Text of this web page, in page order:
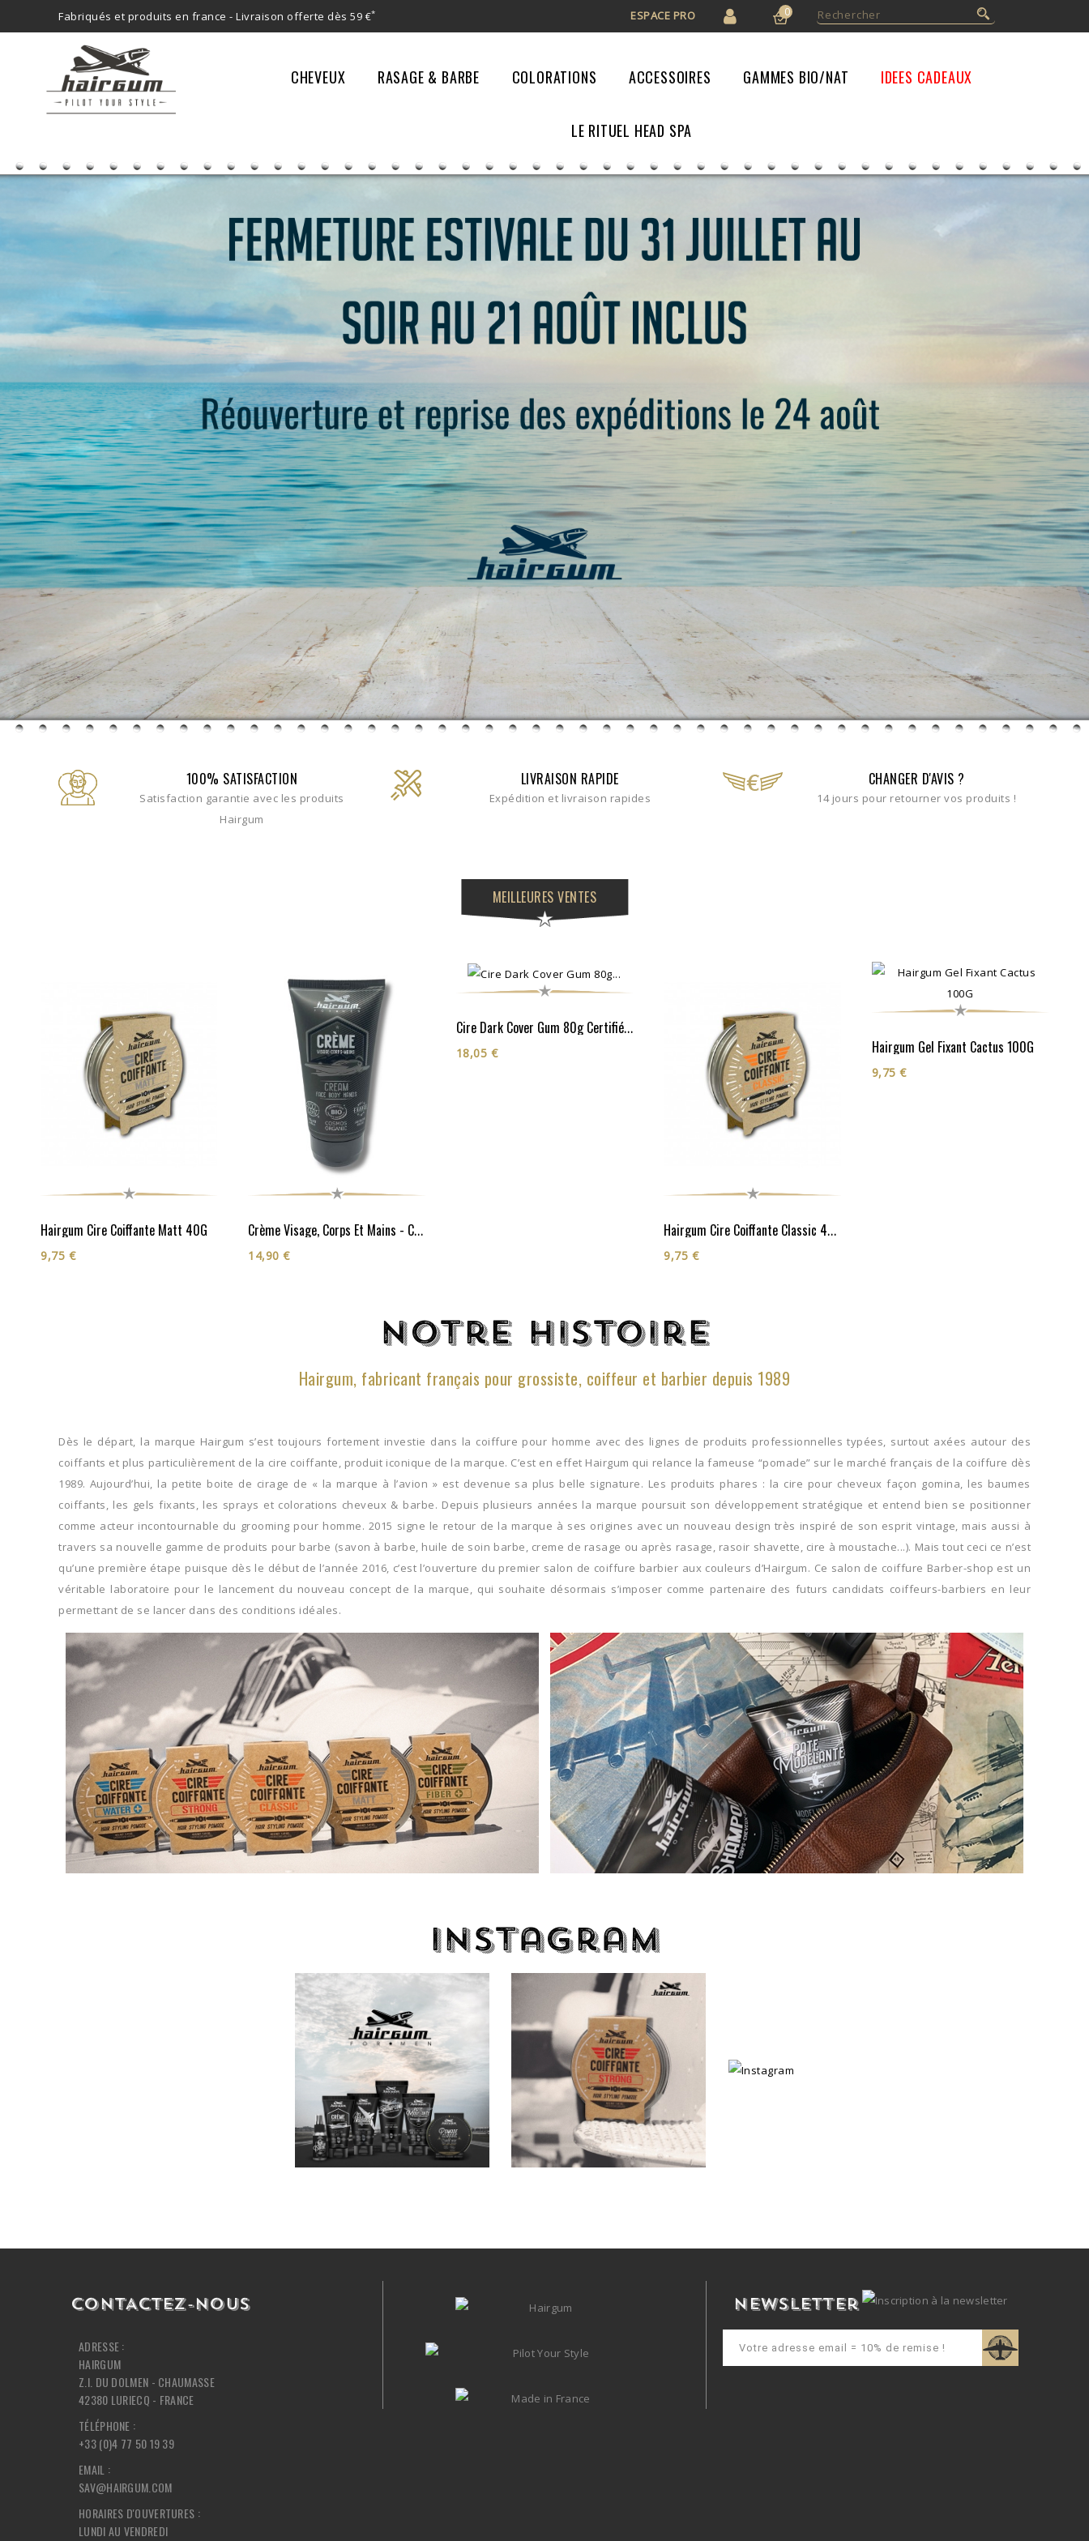
Fabriqués et produits en france - Livraison offerte dès 59 €* 0
ESPACE PRO
CHEVEUX RASAGE & BARBE COLORATIONS ACCESSOIRES GAMMES BIO/NAT IDEES CADEAUX
LE RITUEL HEAD SPA
100% SATISFACTION
Satisfaction garantie avec les produits
Hairgum
LIVRAISON RAPIDE
Expédition et livraison rapides
CHANGER D'AVIS ?
14 jours pour retourner vos produits !
MEILLEURES VENTES
Hairgum Cire Coiffante Matt 40G
9,75 €
Crème Visage, Corps Et Mains - Cosmos Organic**
14,90 €
Cire Dark Cover Gum 80g Certifiée Cosmos Organic**
18,05 €
Hairgum Cire Coiffante Classic 40G
9,75 €
Hairgum Gel Fixant Cactus 100G
9,75 €
Notre histoire
Hairgum, fabricant français pour grossiste, coiffeur et barbier depuis 1989
Dès le départ, la marque Hairgum s’est toujours fortement investie dans la coiffure pour homme avec des lignes de produits professionnelles typées, surtout axées autour des
coiffants et plus particulièrement de la cire coiffante, produit iconique de la marque. C’est en effet Hairgum qui relance la fameuse “pomade” sur le marché français de la coiffure dès
1989. Aujourd’hui, la petite boite de cirage de « la marque à l’avion » est devenue sa plus belle signature. Les produits phares : la cire pour cheveux façon gomina, les baumes
coiffants, les gels fixants, les sprays et colorations cheveux & barbe. Depuis plusieurs années la marque poursuit son développement stratégique et entend bien se positionner
comme acteur incontournable du grooming pour homme. 2015 signe le retour de la marque à ses origines avec un nouveau design très inspiré de son esprit vintage, mais aussi à
travers sa nouvelle gamme de produits pour barbe (savon à barbe, huile de soin barbe, creme de rasage ou après rasage, rasoir shavette, cire à moustache...). Mais tout ceci ce n’est
qu’une première étape puisque dès le début de l’année 2016, c’est l’ouverture du premier salon de coiffure barbier aux couleurs d’Hairgum. Ce salon de coiffure Barber-shop est un
véritable laboratoire pour le lancement du nouveau concept de la marque, qui souhaite désormais s’imposer comme partenaire des futurs candidats coiffeurs-barbiers en leur
permettant de se lancer dans des conditions idéales.
Instagram
CONTACTEZ-NOUS
ADRESSE :
HAIRGUM
Z.I. DU DOLMEN - CHAUMASSE
42380 LURIECQ - FRANCE
TÉLÉPHONE :
+33 (0)4 77 50 19 39
EMAIL :
SAV@HAIRGUM.COM
HORAIRES D'OUVERTURES :
LUNDI AU VENDREDI
Newsletter